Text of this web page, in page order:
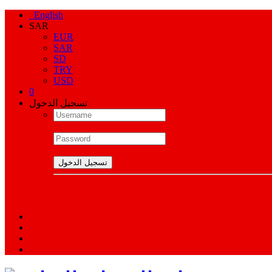
English
SAR
EUR
SAR
SD
TRY
USD
0
تسجيل الدخول
تسجيل الدخول